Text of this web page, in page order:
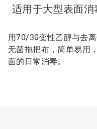
适用于大型表面消
用70/30变性乙醇与去
无菌拖把布，简单易用
面的日常消毒。